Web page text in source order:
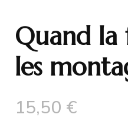
Quand la
les
15,50 €